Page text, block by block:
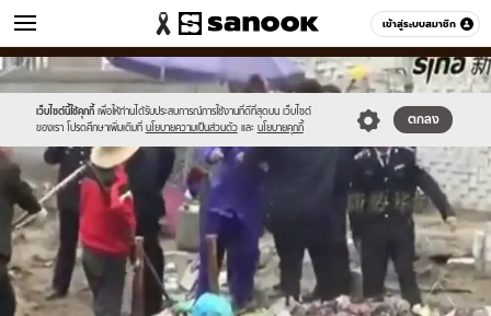
เข้าสู่ระบบสมาชิก
ข่าว หมวดอื่นๆ
เว็บไซต์นี้ใช้คุกกี้ เพื่อให้ท่านได้รับประสบการณ์การใช้งานที่ดีที่สุดบน เว็บไซต์
ของเรา โปรดศึกษาเพิ่มเติมที่ นโยบายความเป็นส่วนตัว และ นโยบายคุกกี้
ตกลง
Sanook
//s.isanook.com/sr/0/images/logo-
new-
sanook.png
600
60
//s.isanook.com/ns/0/ud/235/1175732/441785-
01.jpg